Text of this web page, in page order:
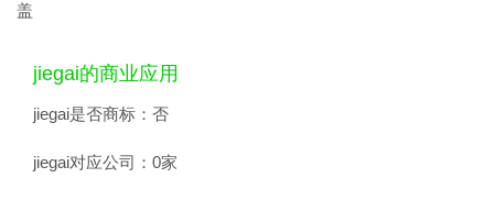
盖
jiegai的商业应用
jiegai是否商标： 否
jiegai对应公司： 0家